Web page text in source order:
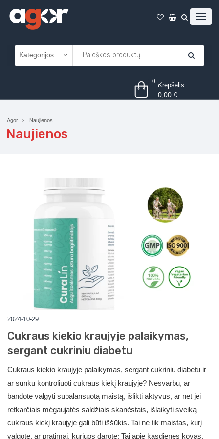
0 Krepšelis
0,00€
Agor Naujienos
Naujienos
2024-10-29
Cukraus kiekio kraujyje palaikymas,
sergant cukriniu diabetu
Cukraus kiekio kraujyje palaikymas, sergant cukriniu diabetu ir
ar sunku kontroliuoti cukraus kiekį kraujyje? Nesvarbu, ar
bandote valgyti subalansuotą maistą, išlikti aktyvūs, ar net jei
retkarčiais mėgaujatės saldžiais skanėstais, išlaikyti sveiką
cukraus kiekį kraujyje gali būti iššūkis. Tai ne tik maistas, kurį
valgote, ar pratimai, kuriuos darote; Tai apie kasdienes kovas,